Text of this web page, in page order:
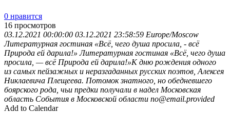
0 нравится
16 просмотров
03.12.2021 00:00:00 03.12.2021 23:58:59 Europe/Moscow
Литературная гостиная «Всё, чего душа просила, - всё
Природа ей дарила!» Литературная гостиная «Всё, чего душа
просила, — всё Природа ей дарила!»К дню рождения одного
из самых пейзажных и неразгаданных русских поэтов, Алексея
Никлаевича Плещеева. Потомок знатного, но обедневшего
боярского рода, чьи предки получали в надел Московская
область События в Московской области no@email.provided
Add to Calendar